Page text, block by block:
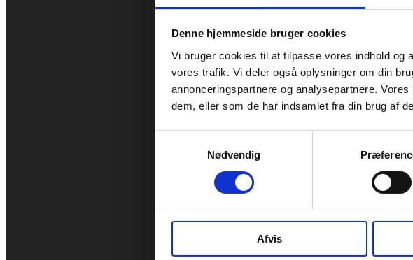
Denne hjemmeside bruger cookies
Vi bruger cookies til at tilpasse vores indhold og
vores trafik. Vi deler også oplysninger om din
annonceringspartnere og analysepartnere.
dem, eller som de har indsamlet fra din brug af
Nødvendig
Afvis